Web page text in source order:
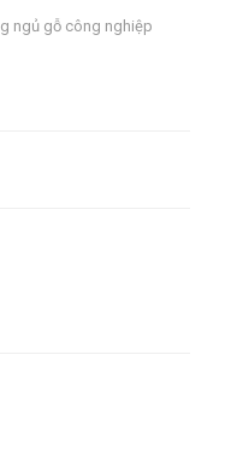
ngủ gỗ công nghiệp